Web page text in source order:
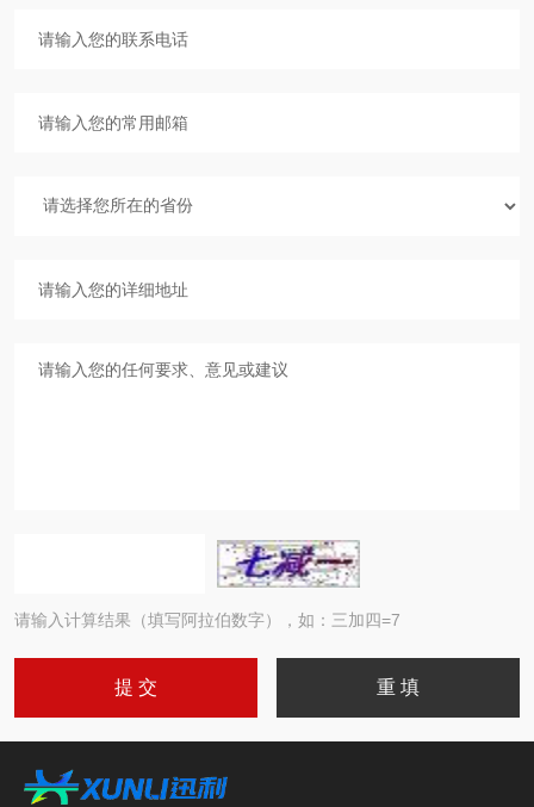
请输入计算结果（填写阿拉伯数字），如：三加四=7